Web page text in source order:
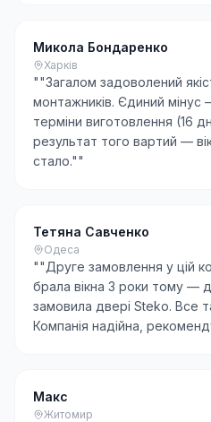
Микола Бондаренко
Харків
""Загалом задоволений
монтажників. Єдиний мінус
терміни виготовлення (16
результат того вартий —
стало.""
Тетяна Савченко
Одеса
""Друге замовлення у цій
брала вікна 3 роки тому —
замовила двері Steko. Все
Компанія надійна,
Макс
Житомир